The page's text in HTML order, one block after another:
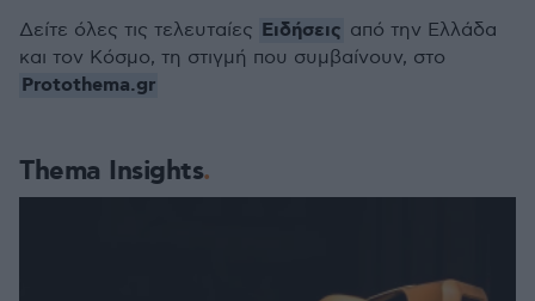
Thema Insights
Δείτε όλες τις τελευταίες Ειδήσεις από την Ελλάδα
και τον Κόσμο, τη στιγμή που συμβαίνουν, στο
Protothema.gr